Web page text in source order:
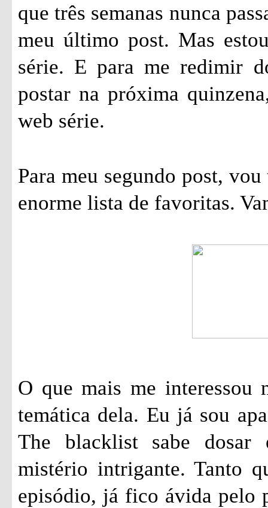
que três semanas nunca
meu último post. Mas
série. E para me redimir
postar na próxima
web série.
Para meu segundo post,
enorme lista de favoritas.
O que mais me interessou
temática dela. Eu já sou
The blacklist sabe dosar
mistério intrigante. Tanto
episódio, já fico ávida pelo